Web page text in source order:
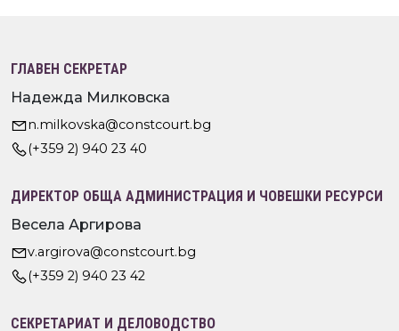
ГЛАВЕН СЕКРЕТАР
Надежда Милковска
n.milkovska@constcourt.bg
(+359 2) 940 23 40
ДИРЕКТОР ОБЩА АДМИНИСТРАЦИЯ И ЧОВЕШКИ РЕСУРСИ
Весела Аргирова
v.argirova@constcourt.bg
(+359 2) 940 23 42
СЕКРЕТАРИАТ И ДЕЛОВОДСТВО